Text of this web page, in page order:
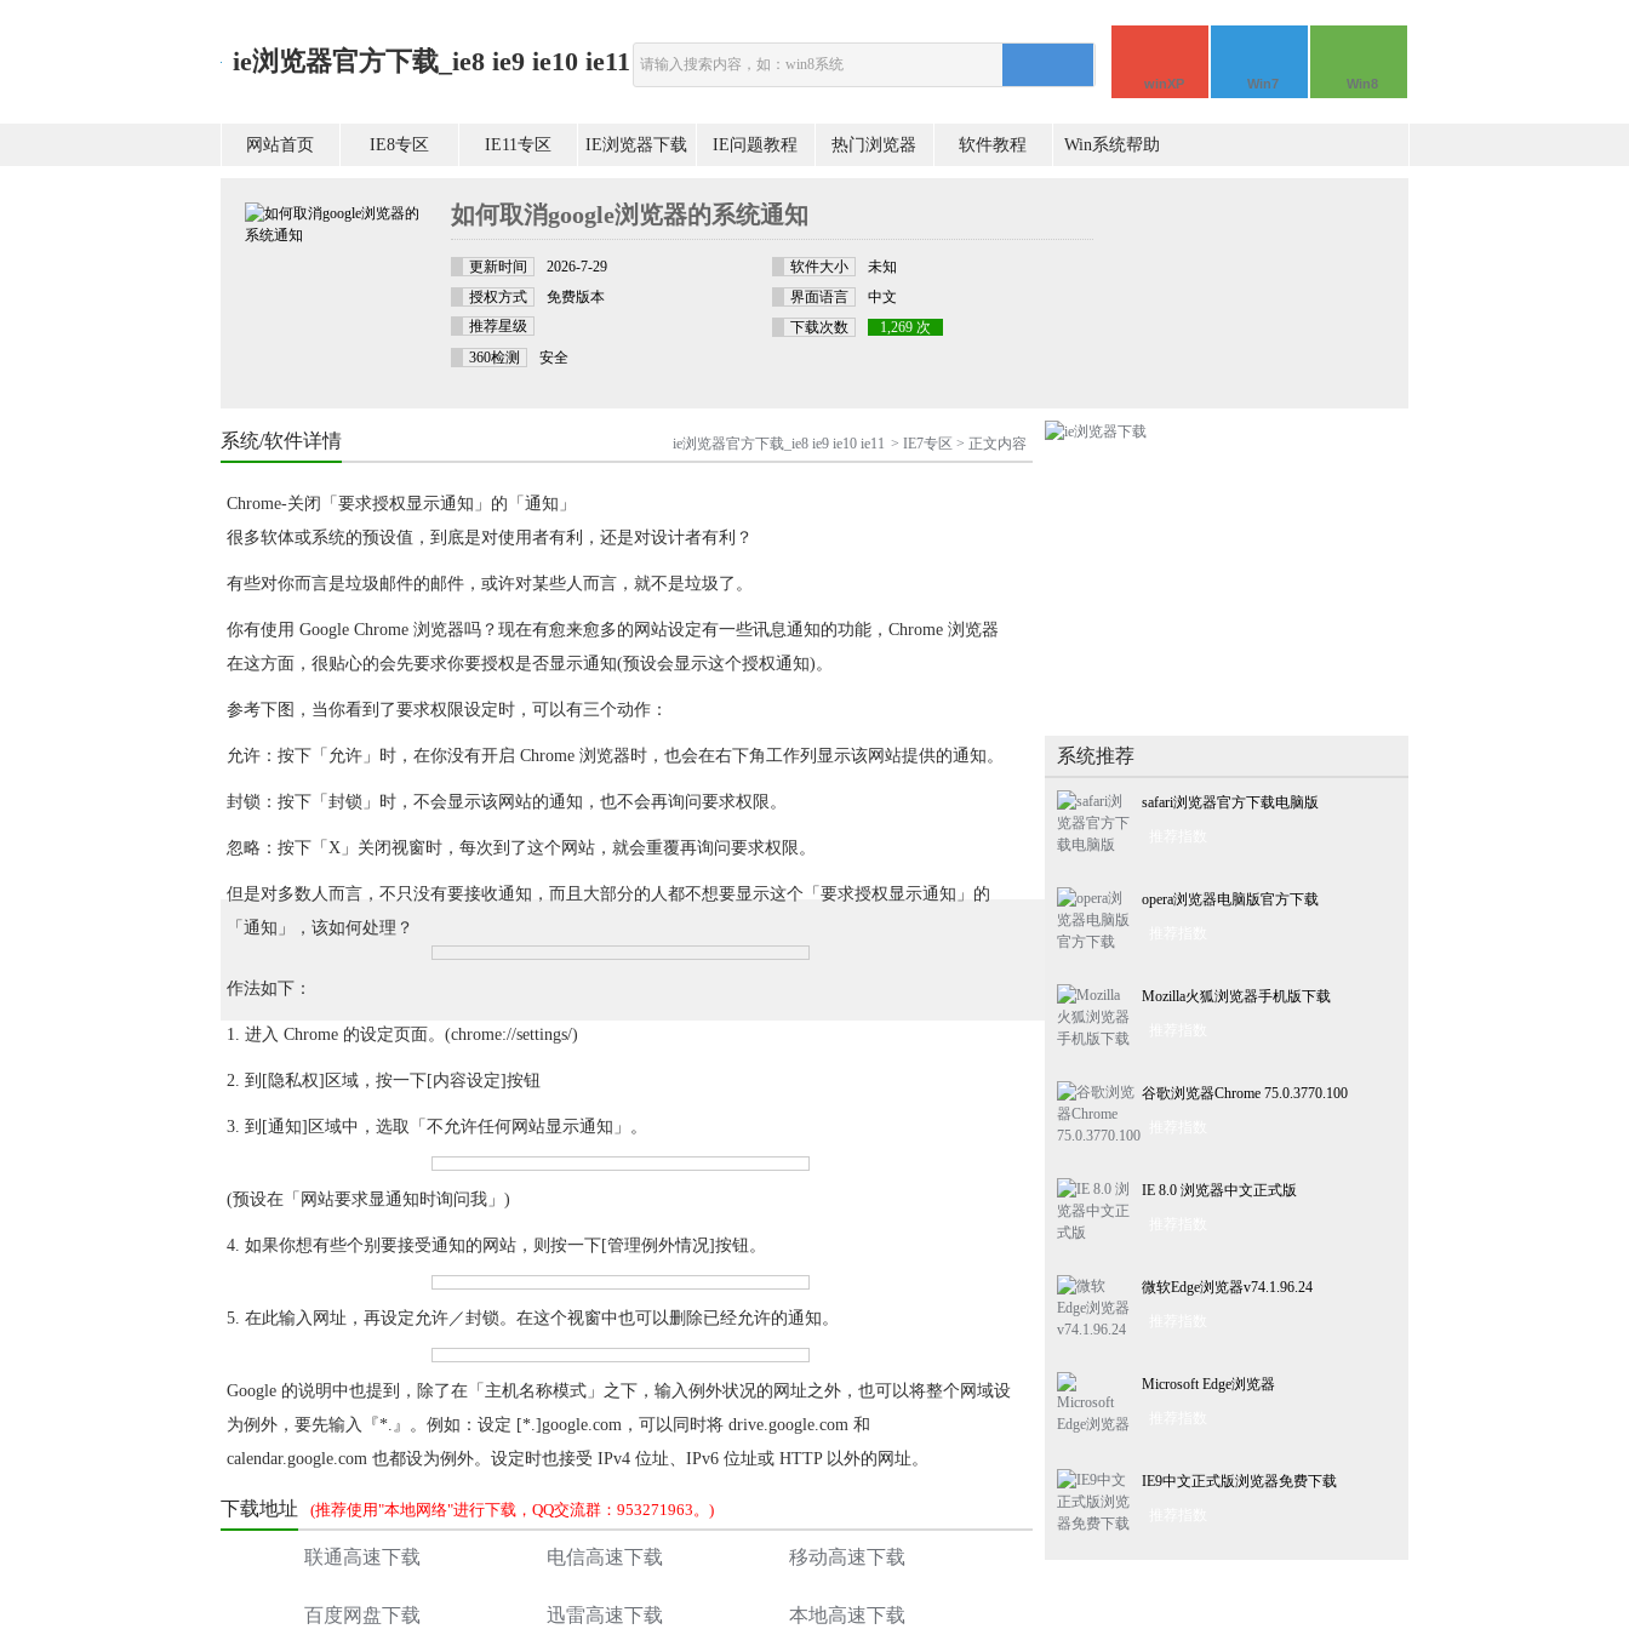
ie浏览器官方下载_ie8 ie9 ie10 ie11
winXP Win7 Win8
网站首页 IE8专区 IE11专区 IE浏览器下载 IE问题教程 热门浏览器 软件教程 Win系统帮助
如何取消google浏览器的系统通知
更新时间 2026-7-29 软件大小
未知
授权方式
免费版本 界面语言
中文
推荐星级
下载次数
1,269 次
360检测
安全
系统/软件详情 ie浏览器官方下载_ie8 ie9 ie10 ie11 > IE7专区 > 正文内容
Chrome-关闭「要求授权显示通知」的「通知」
很多软体或系统的预设值，到底是对使用者有利，还是对设计者有利？
有些对你而言是垃圾邮件的邮件，或许对某些人而言，就不是垃圾了。
你有使用 Google Chrome 浏览器吗？现在有愈来愈多的网站设定有一些讯息通知的功能，Chrome 浏览器
在这方面，很贴心的会先要求你要授权是否显示通知(预设会显示这个授权通知)。
参考下图，当你看到了要求权限设定时，可以有三个动作：
允许：按下「允许」时，在你没有开启 Chrome 浏览器时，也会在右下角工作列显示该网站提供的通知。
封锁：按下「封锁」时，不会显示该网站的通知，也不会再询问要求权限。
忽略：按下「X」关闭视窗时，每次到了这个网站，就会重覆再询问要求权限。
但是对多数人而言，不只没有要接收通知，而且大部分的人都不想要显示这个「要求授权显示通知」的
「通知」，该如何处理？
作法如下：
1. 进入 Chrome 的设定页面。(chrome://settings/)
2. 到[隐私权]区域，按一下[内容设定]按钮
3. 到[通知]区域中，选取「不允许任何网站显示通知」。
(预设在「网站要求显通知时询问我」)
4. 如果你想有些个别要接受通知的网站，则按一下[管理例外情况]按钮。
5. 在此输入网址，再设定允许／封锁。在这个视窗中也可以删除已经允许的通知。
Google 的说明中也提到，除了在「主机名称模式」之下，输入例外状况的网址之外，也可以将整个网域设
为例外，要先输入『*.』。例如：设定 [*.]google.com，可以同时将 drive.google.com 和
calendar.google.com 也都设为例外。设定时也接受 IPv4 位址、IPv6 位址或 HTTP 以外的网址。
下载地址 (推荐使用"本地网络"进行下载，QQ交流群：953271963。)
联通高速下载 电信高速下载 移动高速下载
百度网盘下载 迅雷高速下载 本地高速下载
系统推荐
safari浏览器官方下载电脑版
opera浏览器电脑版官方下载
Mozilla火狐浏览器手机版下载
谷歌浏览器Chrome 75.0.3770.100
IE 8.0 浏览器中文正式版
微软Edge浏览器v74.1.96.24
Microsoft Edge浏览器
IE9中文正式版浏览器免费下载